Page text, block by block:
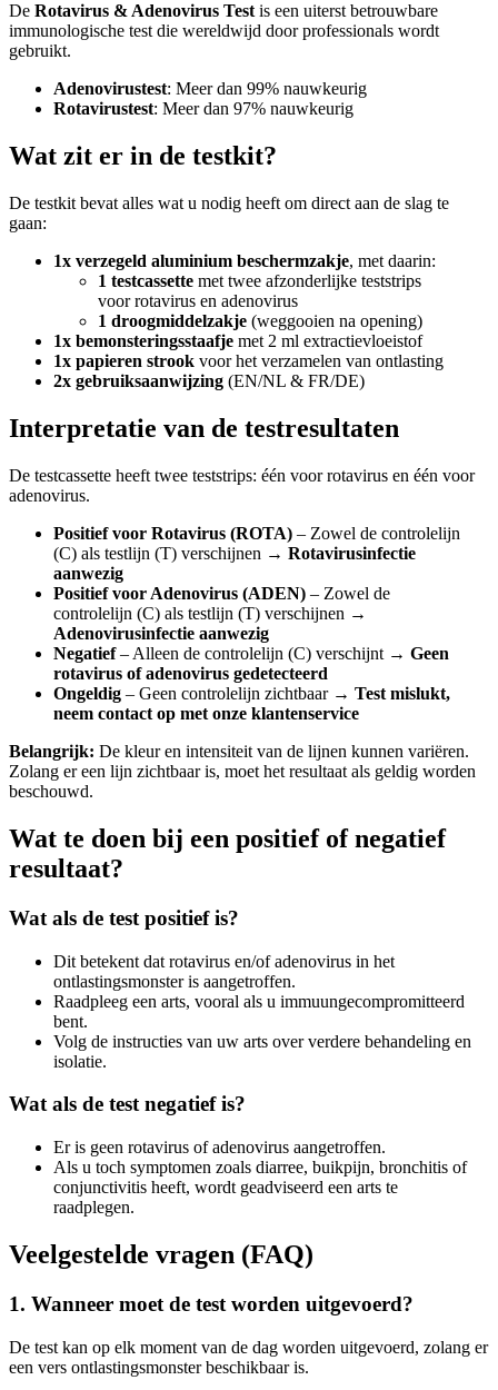
De Rotavirus & Adenovirus Testis een uiterst betrouwbare
immunologische test die wereldwijd door professionals wordt
gebruikt.
Adenovirustest: Meer dan 99% nauwkeurig
Rotavirustest: Meer dan 97% nauwkeurig
Wat zit er in de testkit?
De testkit bevat alles wat u nodig heeft om direct aan de slag te
gaan:
1x verzegeld aluminium beschermzakje, met daarin:
1 testcassette met twee afzonderlijke teststrips
voor rotavirus en adenovirus
1 droogmiddelzakje (weggooien na opening)
1x bemonsteringsstaafje met 2 ml extractievloeistof
1x papieren strook voor het verzamelen van ontlasting
2x gebruiksaanwijzing (EN/NL & FR/DE)
Interpretatie van de testresultaten
De testcassette heeft twee teststrips: één voor rotavirus en één voor
adenovirus.
Positief voor Rotavirus (ROTA) – Zowel de controlelijn
(C) als testlijn (T) verschijnen → Rotavirusinfectie
aanwezig
Positief voor Adenovirus (ADEN) – Zowel de
controlelijn (C) als testlijn (T) verschijnen →
Adenovirusinfectie aanwezig
Negatief– Alleen de controlelijn (C) verschijnt → Geen
rotavirus of adenovirus gedetecteerd
Ongeldig – Geen controlelijn zichtbaar → Test mislukt,
neem contact op met onze klantenservice
Belangrijk: De kleur en intensiteit van de lijnen kunnen variëren.
Zolang er een lijn zichtbaar is, moet het resultaat als geldig worden
beschouwd.
Wat te doen bij een positief of negatief
resultaat?
Wat als de test positief is?
Dit betekent dat rotavirus en/of adenovirus in het
ontlastingsmonster is aangetroffen.
Raadpleeg een arts, vooral als u immuungecompromitteerd
bent.
Volg de instructies van uw arts over verdere behandeling en
isolatie.
Wat als de test negatief is?
Er is geen rotavirus of adenovirus aangetroffen.
Als u toch symptomen zoals diarree, buikpijn, bronchitis of
conjunctivitis heeft, wordt geadviseerd een arts te
raadplegen.
Veelgestelde vragen (FAQ)
1. Wanneer moet de test worden uitgevoerd?
De test kan op elk moment van de dag worden uitgevoerd, zolang er
een vers ontlastingsmonster beschikbaar is.